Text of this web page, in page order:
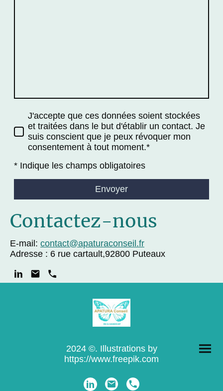
J'accepte que ces données soient stockées
et traitées dans le but d'établir un contact. Je
suis conscient que je peux révoquer mon
consentement à tout moment.*
* Indique les champs obligatoires
Envoyer
Contactez-nous
E-mail: contact@apaturaconseil.fr
Adresse : 6 rue cartault,92800 Puteaux
2024 ©. Illustrations by
https://www.freepik.com